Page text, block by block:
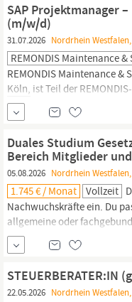
SAP Projektmanager
(m/w/d)
31.07.2026 Nordrhein
REMONDIS Maintenance &
REMONDIS Maintenance &
Köln, ist Teil der
Servicegesellschaft der
XERVON. Wir bündeln
schaffen so die Basis
Duales Studium
Bereich Mitglieder
05.08.2026 Nordrhein
1.745 € / Monat Vollzeit
Nachwuchskräfte ein. Du
allgemeine oder
einen mittleren
mindestens dreijährigen,
medizinische und...
STEUERBERATER:IN
22.05.2026 Nordrhein